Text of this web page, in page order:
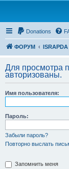
Donations
ФОРУМ ISRAPDA
Для просмотра
авторизованы.
Имя пользователя:
Пароль:
Забыли пароль?
Повторно выслать
Запомнить меня